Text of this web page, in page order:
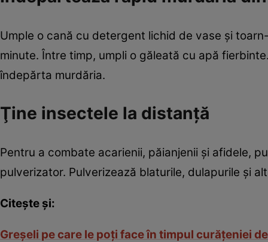
Umple o cană cu detergent lichid de vase şi
minute. Între timp, umpli o găleată cu apă
îndepărta murdăria.
Ţine insectele la distanţă
Pentru a combate acarienii, păianjenii şi afidele,
pulverizator. Pulverizează blaturile, dulapurile şi
Citeşte şi:
Greşeli pe care le poţi face în timpul curăţeniei